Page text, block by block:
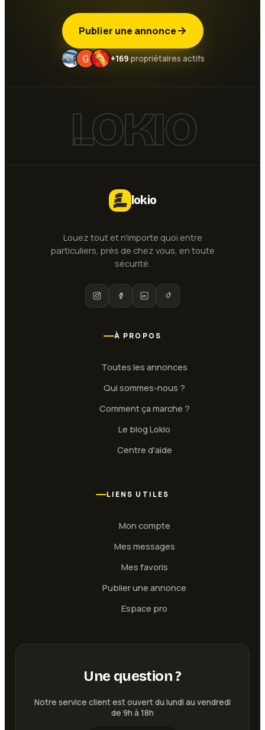
Publier une annonce
+169 propriétaires actifs
LOKIO
lokio
Louez tout et n'importe quoi entre
particuliers, près de chez vous, en toute
sécurité.
À PROPOS
Toutes les annonces
Qui sommes-nous ?
Comment ça marche ?
Le blog Lokio
Centre d'aide
LIENS UTILES
Mon compte
Mes messages
Mes favoris
Publier une annonce
Espace pro
Une question ?
Notre service client est ouvert du lundi au vendredi
de 9h à 18h